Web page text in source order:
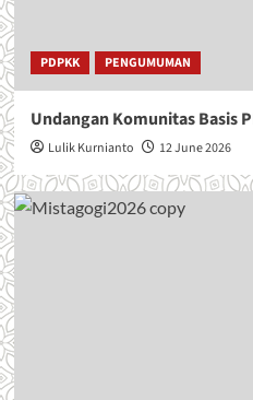
PDPKK PENGUMUMAN
Undangan Komunitas Basis
Lulik Kurnianto 12 June 2026